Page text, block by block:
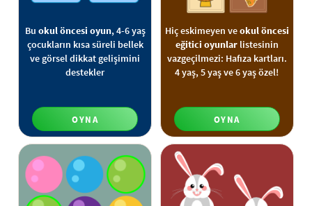
Bu okul öncesi oyun, 4-6 yaş
çocukların kısa süreli bellek
ve görsel dikkat gelişimini
destekler
OYNA
Hiç eskimeyen veokul öncesi
eğitici oyunlarlistesinin
vazgeçilmezi: Hafıza kartları.
4 yaş, 5 yaş ve 6 yaş özel!
OYNA